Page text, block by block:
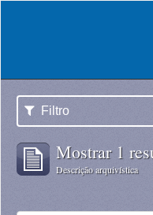
Filtro
Mostrar 1
Descrição arquivística